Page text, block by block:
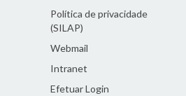
Política de privacidade
(SILAP)
Webmail
Intranet
Efetuar Login